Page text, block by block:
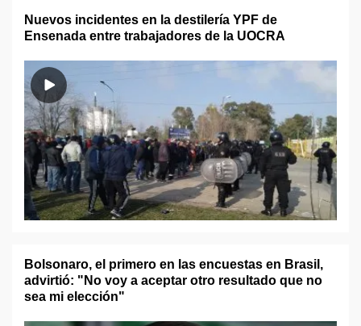
Nuevos incidentes en la destilería YPF de
Ensenada entre trabajadores de la UOCRA
Bolsonaro, el primero en las encuestas en Brasil,
advirtió: "No voy a aceptar otro resultado que no
sea mi elección"